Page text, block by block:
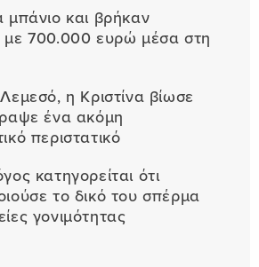
μπάνιο και βρήκαν
με 700.000 ευρώ μέσα στη
η Κριστίνα βίωσε
ένα ακόμη
περιστατικό
κατηγορείται ότι
το δικό του σπέρμα
γονιμότητας